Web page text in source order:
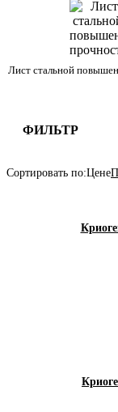
Лист стальной
ФИЛЬТР
Сортировать по:Цене